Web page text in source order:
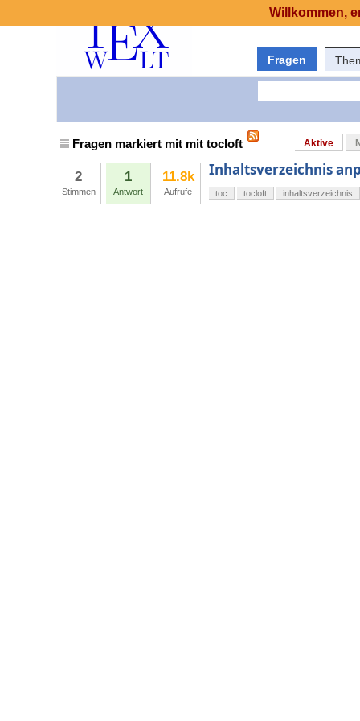
Fragen
Fragen markiert mit mit tocloft Aktive
2
Stimmen
1
Antwort
11.8k
Aufrufe
Inhaltsverzeichnis
toc tocloft inhaltsverzeichnis
Willkommen,